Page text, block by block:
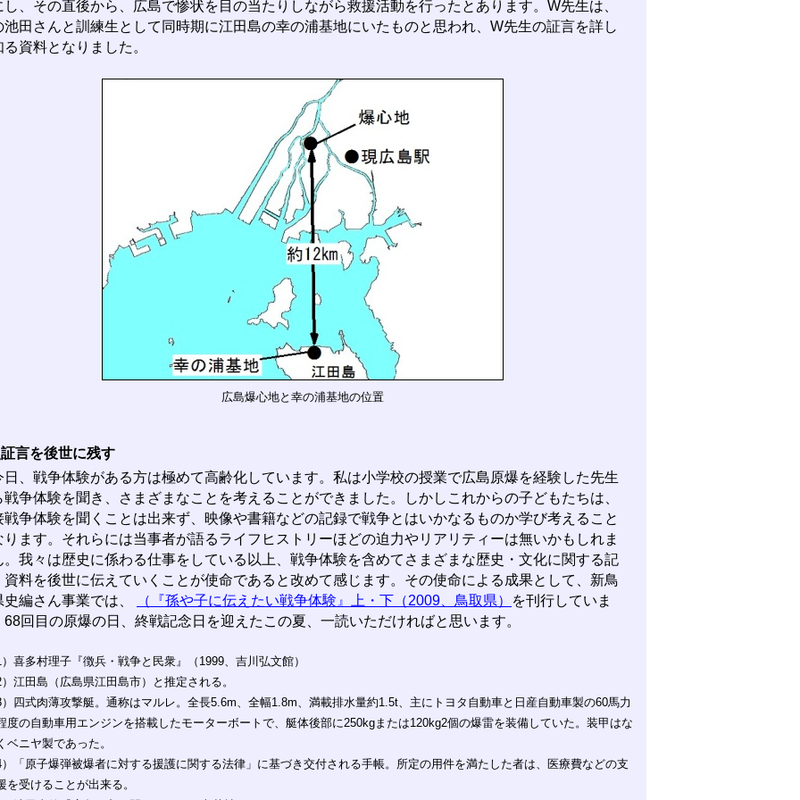
し、その直後から、広島で惨状を目の当たりしながら救援活動を行ったとあります。W先生は、
池田さんと訓練生として同時期に江田島の幸の浦基地にいたものと思われ、W先生の証言を詳し
る資料となりました。
広島爆心地と幸の浦基地の位置
言を後世に残す
、戦争体験がある方は極めて高齢化しています。私は小学校の授業で広島原爆を経験した先生
戦争体験を聞き、さまざまなことを考えることができました。しかしこれからの子どもたちは、
戦争体験を聞くことは出来ず、映像や書籍などの記録で戦争とはいかなるものか学び考えること
ります。それらには当事者が語るライフヒストリーほどの迫力やリアリティーは無いかもしれま
。我々は歴史に係わる仕事をしている以上、戦争体験を含めてさまざまな歴史・文化に関する記
資料を後世に伝えていくことが使命であると改めて感じます。その使命による成果として、新鳥
史編さん事業では、
（『孫や子に伝えたい戦争体験』上・下（2009、鳥取県）
を刊行していま
68回目の原爆の日、終戦記念日を迎えたこの夏、一読いただければと思います。
）喜多村理子『徴兵・戦争と民衆』（1999、吉川弘文館）
）江田島（広島県江田島市）と推定される。
）四式肉薄攻撃艇。通称はマルレ。全長5.6m、全幅1.8m、満載排水量約1.5t、主にトヨタ自動車と日産自動車製の60馬力
度の自動車用エンジンを搭載したモーターボートで、艇体後部に250kgまたは120kg2個の爆雷を装備していた。装甲はな
ベニヤ製であった。
）「原子爆弾被爆者に対する援護に関する法律」に基づき交付される手帳。所定の用件を満たした者は、医療費などの支
を受けることが出来る。